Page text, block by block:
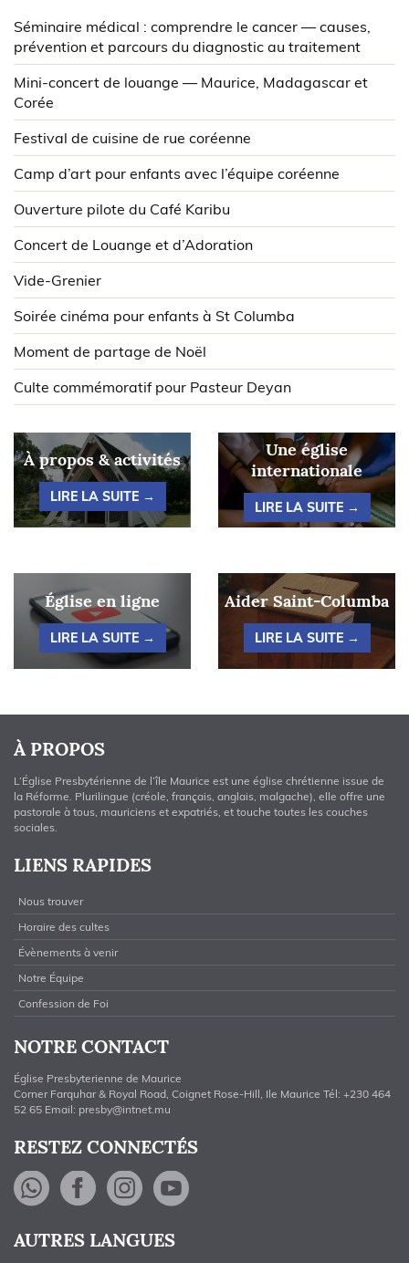
Séminaire médical : comprendre le cancer — causes,
prévention et parcours du diagnostic au traitement
Mini-concert de louange — Maurice, Madagascar et
Corée
Festival de cuisine de rue coréenne
Camp d’art pour enfants avec l’équipe coréenne
Ouverture pilote du Café Karibu
Concert de Louange et d’Adoration
Vide-Grenier
Soirée cinéma pour enfants à St Columba
Moment de partage de Noël
Culte commémoratif pour Pasteur Deyan
À propos & activités
LIRE LA SUITE →
Une église
internationale
LIRE LA SUITE →
Église en ligne
LIRE LA SUITE →
Aider Saint-Columba
LIRE LA SUITE →
À PROPOS
L’Église Presbytérienne de l’île Maurice est une église chrétienne issue de
la Réforme. Plurilingue (créole, français, anglais, malgache), elle offre une
pastorale à tous, mauriciens et expatriés, et touche toutes les couches
sociales.
LIENS RAPIDES
Nous trouver
Horaire des cultes
Évènements à venir
Notre Équipe
Confession de Foi
NOTRE CONTACT
Église Presbyterienne de Maurice
Corner Farquhar & Royal Road, Coignet Rose-Hill, Ile Maurice Tél: +230 464
52 65 Email: presby@intnet.mu
RESTEZ CONNECTÉS
WhatsApp
Facebook
Instagram
AUTRES LANGUES